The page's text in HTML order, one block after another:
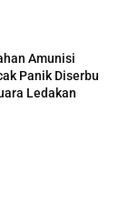
Amunisi
Panik Diserbu
Ledakan